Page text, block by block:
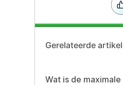
Gerelateerde
Wat is de